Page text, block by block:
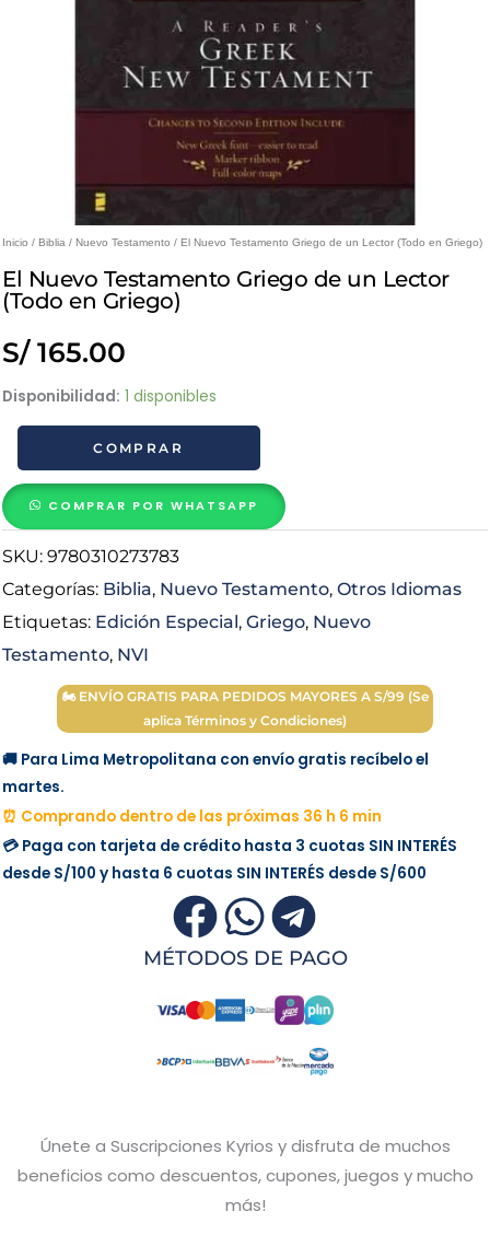
Inicio / Biblia / Nuevo Testamento / El Nuevo Testamento Griego de un Lector (Todo en Griego)
El Nuevo Testamento Griego de un Lector
(Todo en Griego)
S/165.00
Disponibilidad: 1 disponibles
El
Nuevo
Griego
de
un
Lector
(Todo
en
COMPRAR
COMPRAR POR WHATSAPP
SKU: 9780310273783
Categorías: Biblia, Nuevo Testamento, Otros Idiomas
Etiquetas: Edición Especial, Griego, Nuevo
Testamento, NVI
🏍 ENVÍO GRATIS PARA PEDIDOS MAYORES A S/99 (Se
aplica Términos y Condiciones)
🚚 Para Lima Metropolitana con envío gratis recíbelo el
martes.
⏰ Comprando dentro de las próximas 36 h 6 min
💳 Paga con tarjeta de crédito hasta 3 cuotas SIN INTERÉS
desde S/100 y hasta 6 cuotas SIN INTERÉS desde S/600
MÉTODOS DE PAGO
Únete a Suscripciones Kyrios y disfruta de muchos
beneficios como descuentos, cupones, juegos y mucho
más!